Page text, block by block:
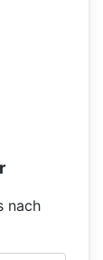
nach